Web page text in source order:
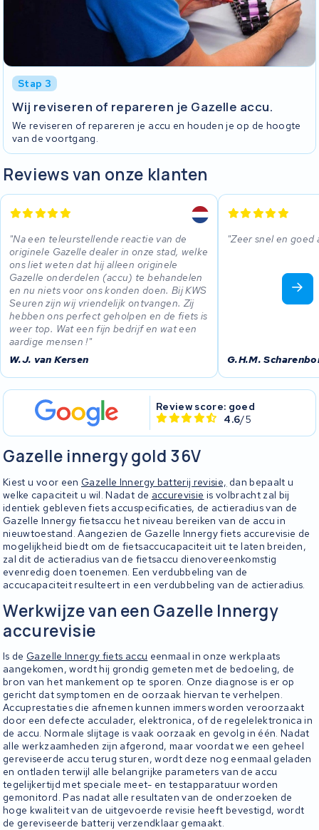
Stap 3
Wij reviseren of repareren je Gazelle accu.
We reviseren of repareren je accu en houden je op de hoogte
van de voortgang.
Reviews van onze klanten
Na een teleurstellende reactie van de
originele Gazelle dealer in onze stad, welke
ons liet weten dat hij alleen originele
Gazelle onderdelen (accu) te behandelen
en nu niets voor ons konden doen. Bij KWS
Seuren zijn wij vriendelijk ontvangen. Zij
hebben ons perfect geholpen en de fiets is
weer top. Wat een fijn bedrijf en wat een
aardige mensen !
W.J. van Kersen
Zeer snel en goed
G.H.M.
Review score: goed
4.6/5
Gazelle innergy gold 36V
Kiest u voor een Gazelle Innergy batterij revisie, dan bepaalt u
welke capaciteit u wil. Nadat de accurevisie is volbracht zal bij
identiek gebleven fiets accuspecificaties, de actieradius van de
Gazelle Innergy fietsaccu het niveau bereiken van de accu in
nieuwtoestand. Aangezien de Gazelle Innergy fiets accurevisie de
mogelijkheid biedt om de fietsaccucapaciteit uit te laten breiden,
zal dit de actieradius van de fietsaccu dienovereenkomstig
evenredig doen toenemen. Een verdubbeling van de
accucapaciteit resulteert in een verdubbeling van de actieradius.
Werkwijze van een Gazelle Innergy
accurevisie
Is de Gazelle Innergy fiets accu eenmaal in onze werkplaats
aangekomen, wordt hij grondig gemeten met de bedoeling, de
bron van het mankement op te sporen. Onze diagnose is er op
gericht dat symptomen en de oorzaak hiervan te verhelpen.
Accuprestaties die afnemen kunnen immers worden veroorzaakt
door een defecte acculader, elektronica, of de regelelektronica in
de accu. Normale slijtage is vaak oorzaak en gevolg in één. Nadat
alle werkzaamheden zijn afgerond, maar voordat we een geheel
gereviseerde accu terug sturen, wordt deze nog eenmaal geladen
en ontladen terwijl alle belangrijke parameters van de accu
tegelijkertijd met speciale meet- en testapparatuur worden
gemonitord. Pas nadat alle resultaten van de onderzoeken de
hoge kwaliteit van de uitgevoerde revisie heeft bevestigd, wordt
de gereviseerde batterij verzendklaar gemaakt.